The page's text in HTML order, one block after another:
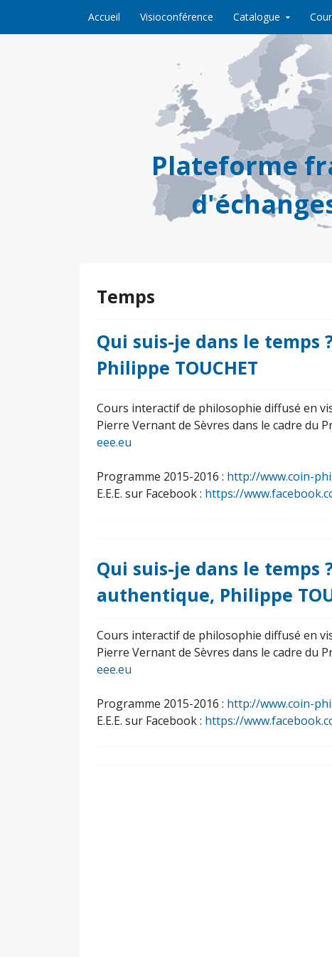
Accueil Visioconférence Catalogue
Plateforme
Temps
Qui suis-je dans le temps
Philippe TOUCHET
Cours interactif de philosophie diffusé en
Pierre Vernant de Sèvres dans le cadre du
eee.eu
Programme 2015-2016 : http://www.coin-
E.E.E. sur Facebook : https://
Qui suis-je dans le temps
authentique, Philippe
Cours interactif de philosophie diffusé en
Pierre Vernant de Sèvres dans le cadre du
eee.eu
Programme 2015-2016 : http://www.coin-
E.E.E. sur Facebook : https://